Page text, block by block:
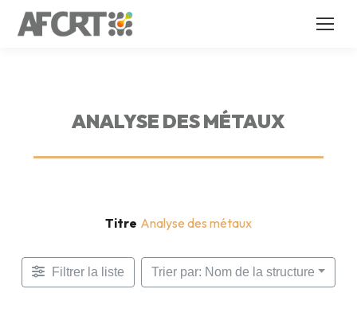
ANALYSE DES MÉTAUX
Titre Analyse des métaux
Filtrer la liste Trier par: Nom de la structure